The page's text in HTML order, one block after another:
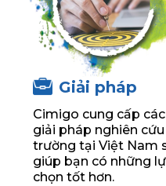
Giải pháp
Cimigo cung cấp các
giải pháp nghiên
trường tại Việt Nam
giúp bạn có những
chọn tốt hơn.